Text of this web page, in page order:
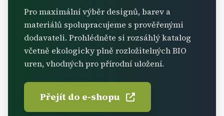
Pro maximální výběr designů, barev a
materiálů spolupracujeme s prověřenými
dodavateli. Prohlédněte si rozsáhlý katalog
včetně ekologicky plně rozložitelných BIO
uren, vhodných pro přírodní uložení.
Přejít do e-shopu